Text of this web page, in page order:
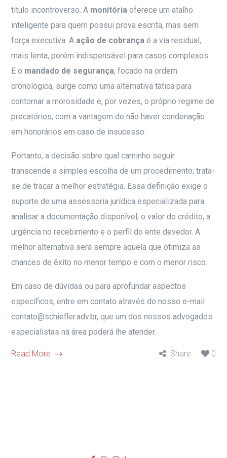
título incontroverso. A monitória oferece um atalho
inteligente para quem possui prova escrita, mas sem
força executiva. A ação de cobrança é a via residual,
mais lenta, porém indispensável para casos complexos.
E o mandado de segurança, focado na ordem
cronológica, surge como uma alternativa tática para
contornar a morosidade e, por vezes, o próprio regime de
precatórios, com a vantagem de não haver condenação
em honorários em caso de insucesso.
Portanto, a decisão sobre qual caminho seguir
transcende a simples escolha de um procedimento; trata-
se de traçar a melhor estratégia. Essa definição exige o
suporte de uma assessoria jurídica especializada para
analisar a documentação disponível, o valor do crédito, a
urgência no recebimento e o perfil do ente devedor. A
melhor alternativa será sempre aquela que otimiza as
chances de êxito no menor tempo e com o menor risco.
Em caso de dúvidas ou para aprofundar aspectos
específicos, entre em contato através do nosso e-mail
contato@schiefler.adv.br, que um dos nossos advogados
especialistas na área poderá lhe atender.
Read More Share 0